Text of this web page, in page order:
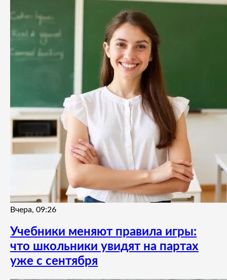
Вчера, 09:26
Учебники меняют правила игры:
что школьники увидят на партах
уже с сентября